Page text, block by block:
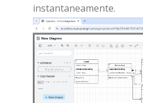
instantaneamente.